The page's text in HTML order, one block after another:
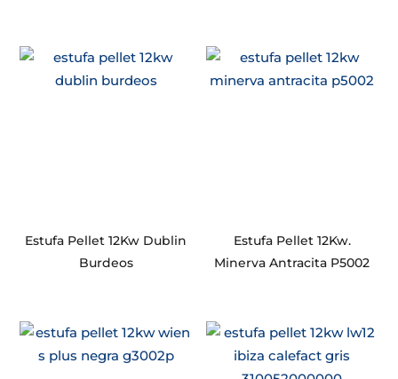
Estufa Pellet 12Kw Dublin
Burdeos
Estufa Pellet 12Kw.
Minerva Antracita P5002